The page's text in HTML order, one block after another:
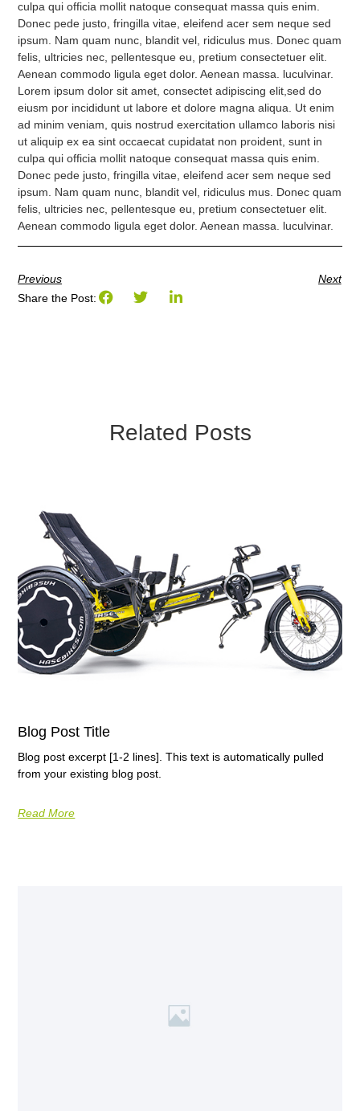
culpa qui officia mollit natoque consequat massa quis enim.
Donec pede justo, fringilla vitae, eleifend acer sem neque sed
ipsum. Nam quam nunc, blandit vel, ridiculus mus. Donec quam
felis, ultricies nec, pellentesque eu, pretium consectetuer elit.
Aenean commodo ligula eget dolor. Aenean massa. luculvinar.
Lorem ipsum dolor sit amet, consectet adipiscing elit,sed do
eiusm por incididunt ut labore et dolore magna aliqua. Ut enim
ad minim veniam, quis nostrud exercitation ullamco laboris nisi
ut aliquip ex ea sint occaecat cupidatat non proident, sunt in
culpa qui officia mollit natoque consequat massa quis enim.
Donec pede justo, fringilla vitae, eleifend acer sem neque sed
ipsum. Nam quam nunc, blandit vel, ridiculus mus. Donec quam
felis, ultricies nec, pellentesque eu, pretium consectetuer elit.
Aenean commodo ligula eget dolor. Aenean massa. luculvinar.
Previous
Next
Share the Post:
Related Posts
Blog Post Title
Blog post excerpt [1-2 lines]. This text is automatically pulled
from your existing blog post.
Read More